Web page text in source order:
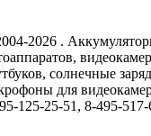
2026 .
солнечные
для
125-25-51, 8-495-